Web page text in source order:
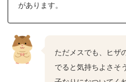
があります。
ただメスでも、ヒザ
でると気持ちよさそ